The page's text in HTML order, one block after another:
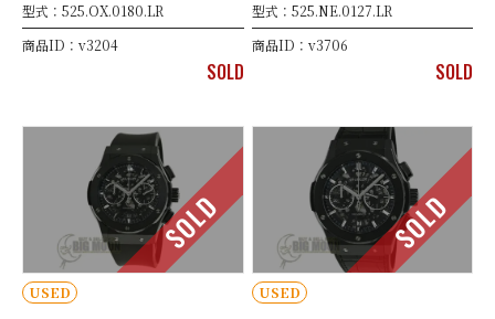
型式：525.OX.0180.LR
商品ID：v3204
SOLD
型式：525.NE.0127.LR
商品ID：v3706
SOLD
SOLD
USED
SOLD
USED